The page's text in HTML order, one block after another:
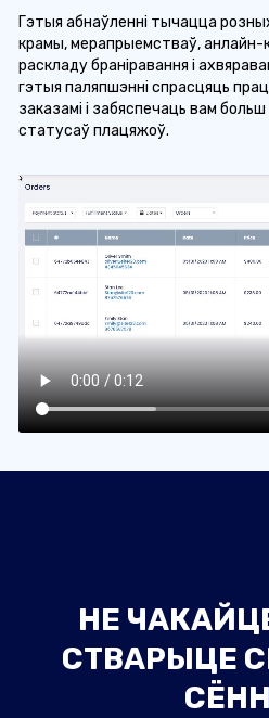
Гэтыя абнаўленні тычацца
крамы, мерапрыемстваў, анлайн-
раскладу браніравання і
гэтыя паляпшэнні спрасцяць
заказамі і забяспечаць вам
статусаў плацяжоў.
НЕ
СТВАРЫЦЕ